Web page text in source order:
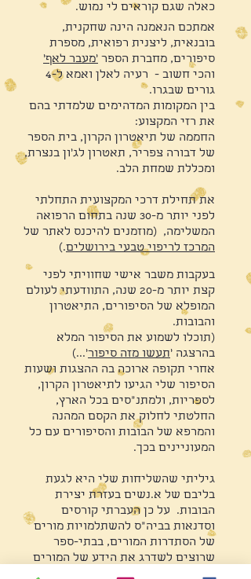
כאלה שגם קוראים לי נמוש.
אמתכם הנאמנה הינה שחקנית,
בובנאית, ליצנית רפואית, מספרת
סיפורים, מחברת הספר 'מעבר לאף'
והכי חשוב
- רעיה לאלן ואמא ל-4
גורים שבגרו.
בין המקומות המדהימים שלמדתי בהם
את רזי המקצוע:
החממה של תיאטרון הקרון, בית הספר
של דבורה צפריר, תאטרון לג'ון בנצרת,
ומכללת שמחת הלב.
את תחילת דרכי המקצועית התחלתי
לפני יותר מ-30 שנה בתחום הרפואה
המשלימה, (מוזמנים להיכנס לאתר של
המרכז לריפוי טבעי בירושלים.)
בעקבות משבר אישי שחוויתי לפני
קצת יותר מ-20 שנה, התוודעתי לעולם
המופלא של הסיפורים, התיאטרון
והבובות.
(תוכלו לשמוע את הסיפור המלא
בהרצגה 'תעשו מזה סיפור'...)
אחרי תקופה ארוכה בה ההצגות ושעות
הסיפור שלי הגיעו לתיאטרון הקרון,
לספריות, ולמתנ"סים בכל הארץ,
החלטתי לחלוק את הקסם המהנה
והמרפא של הבובות והסיפורים עם כל
המעוניינים בכך.
גיליתי שהשליחות שלי היא לגעת
בליבם של א.נשים בעזרת יצירת
הבובות. על כן העברתי קורסים
וסדנאות בביה"ס להשתלמויות מורים
של הסתדרות המורים, בבתי-ספר
שרוצים לשדרג את הידע של המורים
ולהעניק להם כלי מדהים שהופך כל